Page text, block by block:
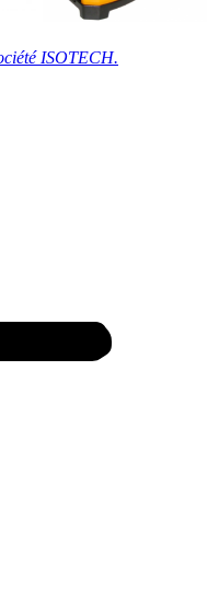
ISOTECH.